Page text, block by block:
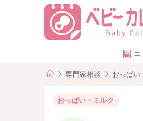
ニ
専門家相談 おっぱい
おっぱい・ミルク